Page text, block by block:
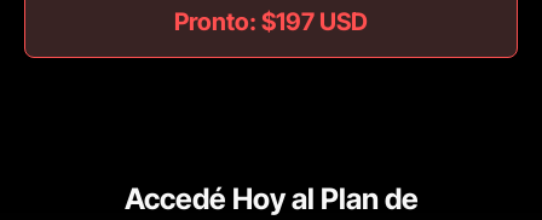
Pronto: $197 USD
Accedé Hoy al Plan de